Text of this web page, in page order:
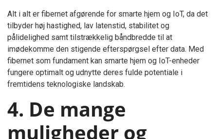
Alt i alt er fibernet afgørende for smarte hjem og IoT, da det
tilbyder høj hastighed, lav latenstid, stabilitet og
pålidelighed samt tilstrækkelig båndbredde til at
imødekomme den stigende efterspørgsel efter data. Med
fibernet som fundament kan smarte hjem og IoT-enheder
fungere optimalt og udnytte deres fulde potentiale i
fremtidens teknologiske landskab.
4. De mange
muligheder og